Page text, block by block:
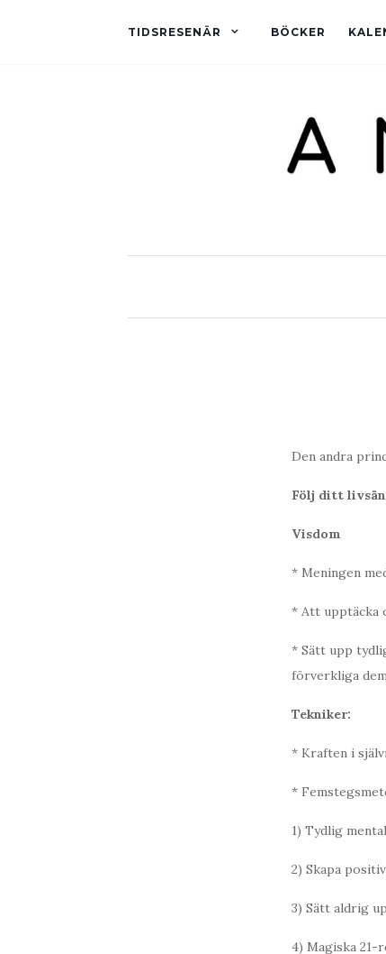
TIDSRESENÄR BÖCKER
Den andra
Följ ditt
Visdom
* Meningen
* Att upptäcka
* Sätt upp
förverkliga
Tekniker:
* Kraften i
*
1) Tydlig
2) Skapa
3) Sätt aldrig
4) Magiska 21-